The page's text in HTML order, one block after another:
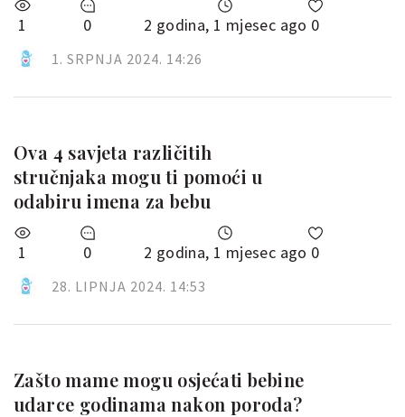
1 0 2 godina, 1 mjesec ago 0
1. SRPNJA 2024. 14:26
Ova 4 savjeta različitih
stručnjaka mogu ti pomoći u
odabiru imena za bebu
1 0 2 godina, 1 mjesec ago 0
28. LIPNJA 2024. 14:53
Zašto mame mogu osjećati bebine
udarce godinama nakon poroda?